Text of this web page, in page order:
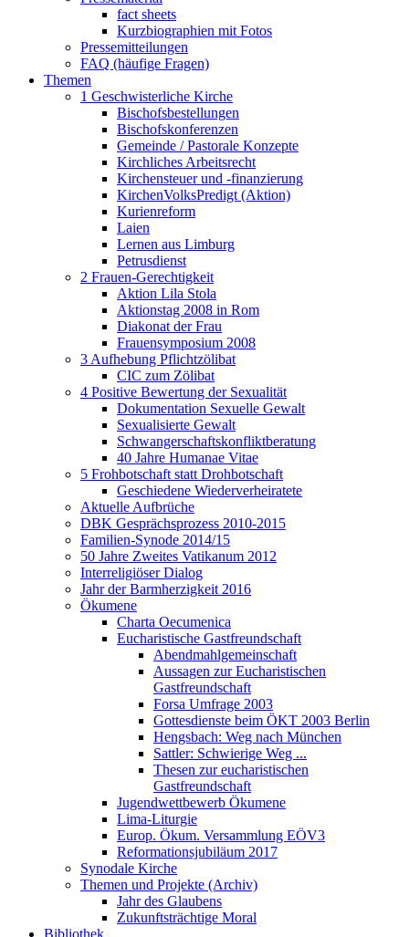
fact sheets
Kurzbiographien mit Fotos
Pressemitteilungen
FAQ (häufige Fragen)
Themen
1 Geschwisterliche Kirche
Bischofsbestellungen
Bischofskonferenzen
Gemeinde / Pastorale Konzepte
Kirchliches Arbeitsrecht
Kirchensteuer und -finanzierung
KirchenVolksPredigt (Aktion)
Kurienreform
Laien
Lernen aus Limburg
Petrusdienst
2 Frauen-Gerechtigkeit
Aktion Lila Stola
Aktionstag 2008 in Rom
Diakonat der Frau
Frauensymposium 2008
3 Aufhebung Pflichtzölibat
CIC zum Zölibat
4 Positive Bewertung der Sexualität
Dokumentation Sexuelle Gewalt
Sexualisierte Gewalt
Schwangerschaftskonfliktberatung
40 Jahre Humanae Vitae
5 Frohbotschaft statt Drohbotschaft
Geschiedene Wiederverheiratete
Aktuelle Aufbrüche
DBK Gesprächsprozess 2010-2015
Familien-Synode 2014/15
50 Jahre Zweites Vatikanum 2012
Interreligiöser Dialog
Jahr der Barmherzigkeit 2016
Ökumene
Charta Oecumenica
Eucharistische Gastfreundschaft
Abendmahlgemeinschaft
Aussagen zur Eucharistischen
Gastfreundschaft
Forsa Umfrage 2003
Gottesdienste beim ÖKT 2003 Berlin
Hengsbach: Weg nach München
Sattler: Schwierige Weg ...
Thesen zur eucharistischen
Gastfreundschaft
Jugendwettbewerb Ökumene
Lima-Liturgie
Europ. Ökum. Versammlung EÖV3
Reformationsjubiläum 2017
Synodale Kirche
Themen und Projekte (Archiv)
Jahr des Glaubens
Zukunftsträchtige Moral
Bibliothek